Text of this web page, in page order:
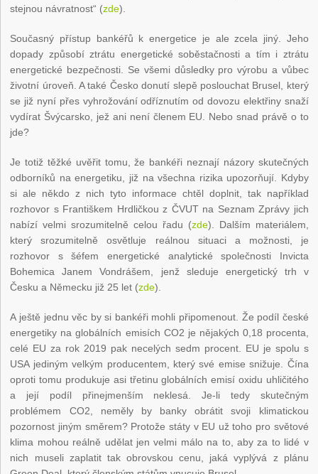
stejnou návratnost“ (zde).
Současný přístup bankéřů k energetice je ale zcela jiný. Jeho
dopady způsobí ztrátu energetické soběstačnosti a tím i ztrátu
energetické bezpečnosti. Se všemi důsledky pro výrobu a vůbec
životní úroveň. A také Česko donutí slepě poslouchat Brusel, který
se již nyní přes vyhrožování odříznutím od dovozu elektřiny snaží
vydírat Švýcarsko, jež ani není členem EU. Nebo snad právě o to
jde?
Je totiž těžké uvěřit tomu, že bankéři neznají názory skutečných
odborníků na energetiku, již na všechna rizika upozorňují. Kdyby
si ale někdo z nich tyto informace chtěl doplnit, tak například
rozhovor s Františkem Hrdličkou z ČVUT na Seznam Zprávy jich
nabízí velmi srozumitelně celou řadu (zde). Dalším materiálem,
který srozumitelně osvětluje reálnou situaci a možnosti, je
rozhovor s šéfem energetické analytické společnosti Invicta
Bohemica Janem Vondrášem, jenž sleduje energetický trh v
Česku a Německu již 25 let (zde).
A ještě jednu věc by si bankéři mohli připomenout. Že podíl české
energetiky na globálních emisích CO2 je nějakých 0,18 procenta,
celé EU za rok 2019 pak necelých sedm procent. EU je spolu s
USA jediným velkým producentem, který své emise snižuje. Čína
oproti tomu produkuje asi třetinu globálních emisí oxidu uhličitého
a její podíl přinejmenším neklesá. Je-li tedy skutečným
problémem CO2, neměly by banky obrátit svoji klimatickou
pozornost jiným směrem? Protože státy v EU už toho pro světové
klima mohou reálně udělat jen velmi málo na to, aby za to lidé v
nich museli zaplatit tak obrovskou cenu, jaká vyplývá z plánu